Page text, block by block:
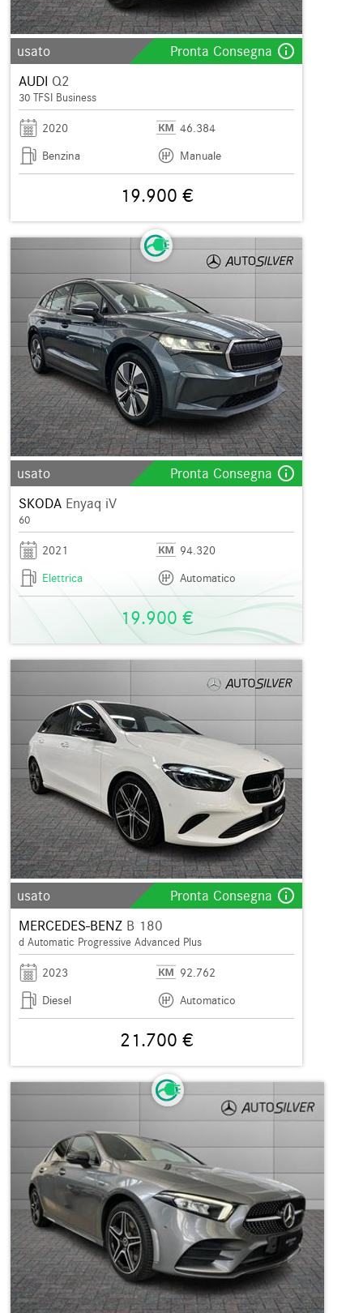
usato Pronta Consegna info_outline
AUDI Q2
30 TFSI Business
2020
46.384
Benzina
Manuale
19.900 €
usato Pronta Consegna info_outline
SKODA Enyaq iV
60
2021
94.320
Elettrica
Automatico
19.900 €
usato Pronta Consegna info_outline
MERCEDES-BENZ B 180
d Automatic Progressive Advanced Plus
2023
92.762
Diesel
Automatico
21.700 €